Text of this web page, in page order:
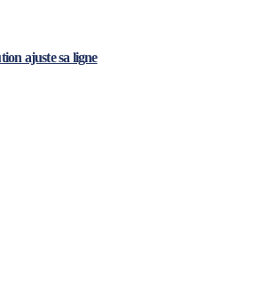
ajuste sa ligne